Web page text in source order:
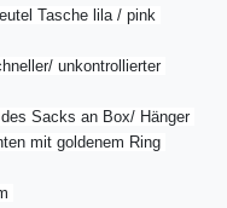
Tasche lila / pink
unkontrollierter
Sacks an Box/ Hänger
mit goldenem Ring